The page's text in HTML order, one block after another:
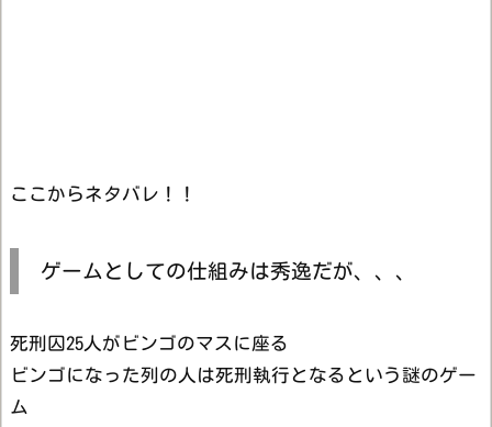
ここからネタバレ！！
ゲームとしての仕組みは秀逸だが、、、
死刑囚25人がビンゴのマスに座る
ビンゴになった列の人は死刑執行となるという謎のゲー
ム